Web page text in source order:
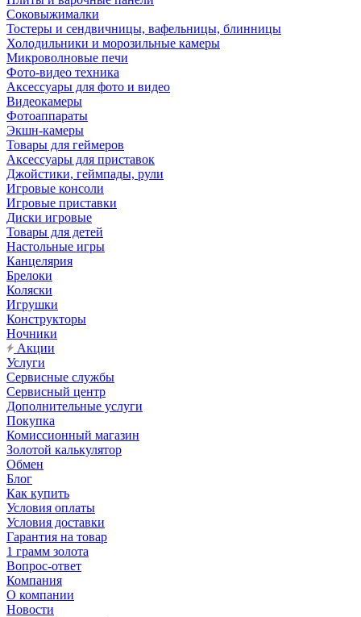
Соковыжималки
Тостеры и сендвичницы, вафельницы, блинницы
Холодильники и морозильные камеры
Микроволновые печи
Фото-видео техника
Аксессуары для фото и видео
Видеокамеры
Фотоаппараты
Экшн-камеры
Товары для геймеров
Аксессуары для приставок
Джойстики, геймпады, рули
Игровые консоли
Игровые приставки
Диски игровые
Товары для детей
Настольные игры
Канцелярия
Брелоки
Коляски
Игрушки
Конструкторы
Ночники
Акции
Услуги
Сервисные службы
Сервисный центр
Дополнительные услуги
Покупка
Комиссионный магазин
Золотой калькулятор
Обмен
Блог
Как купить
Условия оплаты
Условия доставки
Гарантия на товар
1 грамм золота
Вопрос-ответ
Компания
О компании
Новости